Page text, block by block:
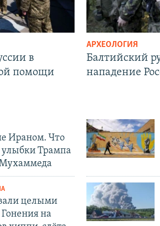
в
помощи
АРХЕОЛОГИЯ
Балтийский
нападение
Ираном. Что
Трампа
целыми
на